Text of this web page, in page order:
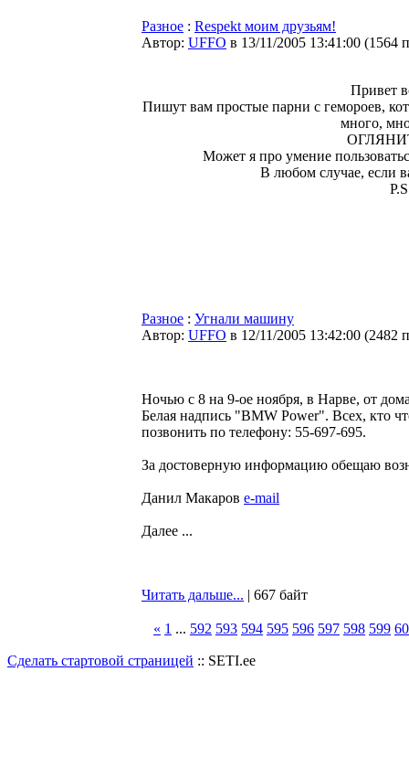
Разное : Respekt моим друзьям!
Автор: UFFO в 13/11/2005 13:41:00 (1564
Привет
Пишут вам простые парни с гемороев,
много,
Может я про умение
В любом случае, если
Разное : Угнали машину
Автор: UFFO в 12/11/2005 13:42:00 (2482
Ночью с 8 на 9-ое ноября, в Нарве, от
Белая надпись "BMW Power". Всех, кто
позвонить по телефону: 55-697-695.
За достоверную информацию обещаю
Данил Макаров e-mail
Далее ...
Читать дальше... | 667 байт
« 1 ... 592 593 594 595 596 597 598 599
Сделать стартовой страницей :: SETI.ee